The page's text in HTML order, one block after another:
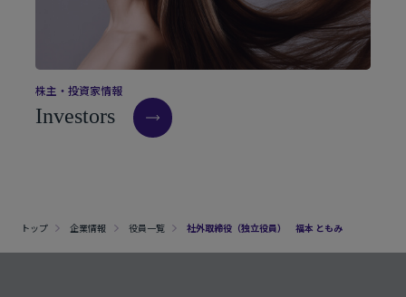
株主 ・ 投資家情報
Investors
トップ 企業情報 役員一覧 社外取締役（独立役員） 福本 ともみ